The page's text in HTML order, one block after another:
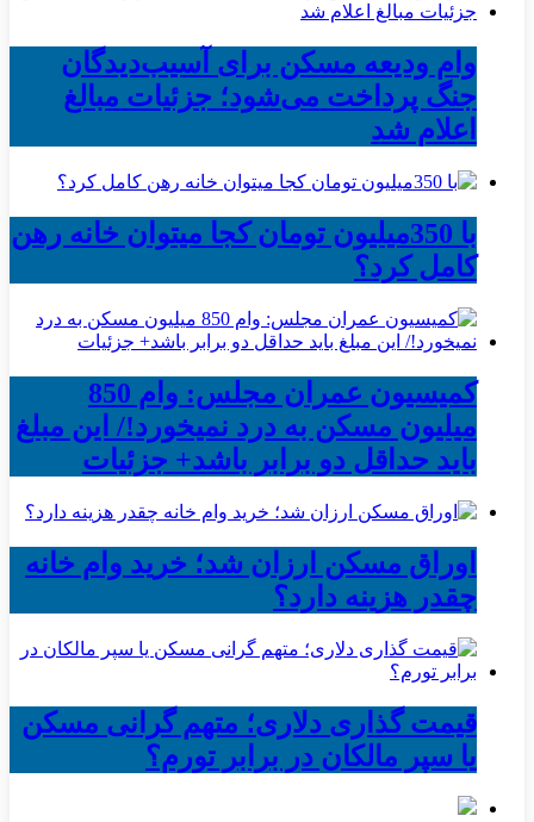
وام ودیعه مسکن برای آسیب‌دیدگان
جنگ پرداخت می‌شود؛ جزئیات مبالغ
اعلام شد
با 350میلیون تومان کجا میتوان خانه رهن
کامل کرد؟
کمیسیون عمران مجلس: وام 850
میلیون مسکن به درد نمیخورد!/ این مبلغ
باید حداقل دو برابر باشد+ جزئیات
اوراق مسکن ارزان شد؛ خرید وام خانه
چقدر هزینه دارد؟
قیمت گذاری دلاری؛ متهم گرانی مسکن
یا سپر مالکان در برابر تورم؟